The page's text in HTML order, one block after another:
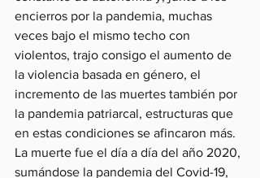
encierros por la pandemia, muchas
veces bajo el mismo techo con
violentos, trajo consigo el aumento de
la violencia basada en género, el
incremento de las muertes también por
la pandemia patriarcal, estructuras que
en estas condiciones se afincaron más.
La muerte fue el día a día del año 2020,
sumándose la pandemia del Covid-19,